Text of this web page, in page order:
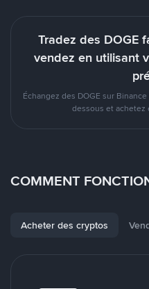
Tradez des DOGE
vendez en utilisant
Échangez des DOGE sur
dessous et achetez
COMMENT
Acheter des cryptos